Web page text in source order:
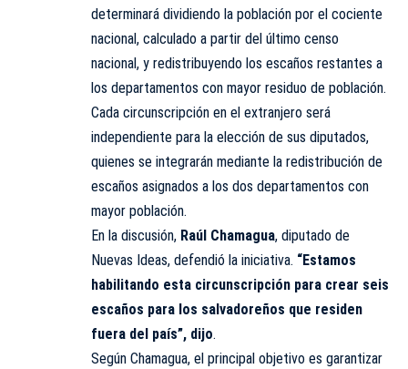
determinará dividiendo la población por el cociente
nacional, calculado a partir del último censo
nacional, y redistribuyendo los escaños restantes a
los departamentos con mayor residuo de población.
Cada circunscripción en el extranjero será
independiente para la elección de sus diputados,
quienes se integrarán mediante la redistribución de
escaños asignados a los dos departamentos con
mayor población.
En la discusión, Raúl Chamagua, diputado de
Nuevas Ideas, defendió la iniciativa. “Estamos
habilitando esta circunscripción para crear seis
escaños para los salvadoreños que residen
fuera del país”, dijo.
Según Chamagua, el principal objetivo es garantizar